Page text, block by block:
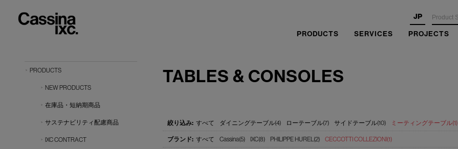
JP
PRODUCTS SERVICES PROJECTS
TABLES & CONSOLES
すべて ダイニングテーブル(4) ローテーブル(7) サイドテーブル(10) ミーティングテーブル(1)
すべて Cassina(5) IXC(8) PHILIPPE HUREL(2) CECCOTTI COLLEZIONI(1)
PRODUCTS
NEW PRODUCTS
在庫品・短納期商品
サステナビリティ配慮商品
IXC CONTRACT